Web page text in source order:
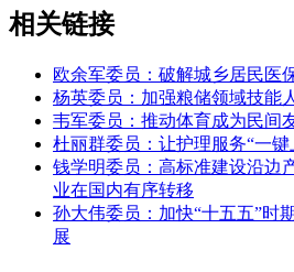
相关链接
欧余军委员：破解城乡居民医
杨英委员：加强粮储领域技能
韦军委员：推动体育成为民间
杜丽群委员：让护理服务“一键
钱学明委员：高标准建设沿边
业在国内有序转移
孙大伟委员：加快“十五五”时
展